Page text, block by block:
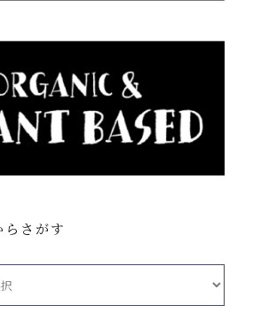
らさがす